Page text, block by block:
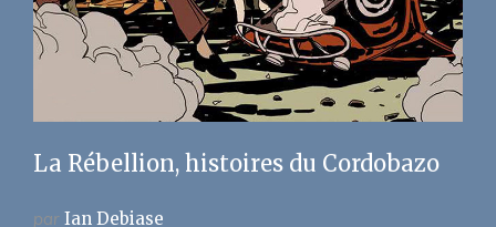
La Rébellion, histoires du Cordobazo
par Ian Debiase